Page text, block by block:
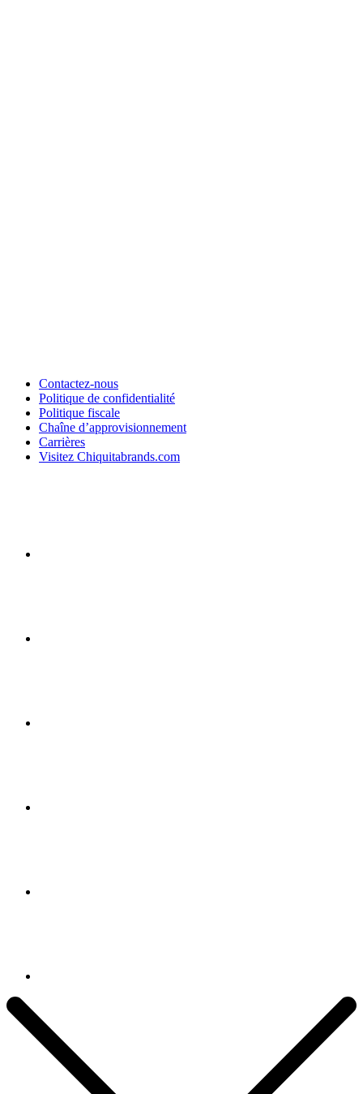
Contactez-nous
Politique de confidentialité
Politique fiscale
Chaîne d’approvisionnement
Carrières
Visitez Chiquitabrands.com